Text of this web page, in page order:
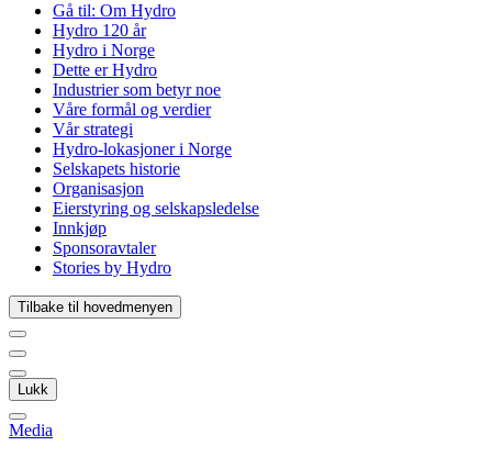
Gå til: Om Hydro
Hydro 120 år
Hydro i Norge
Dette er Hydro
Industrier som betyr noe
Våre formål og verdier
Vår strategi
Hydro-lokasjoner i Norge
Selskapets historie
Organisasjon
Eierstyring og selskapsledelse
Innkjøp
Sponsoravtaler
Stories by Hydro
Tilbake til hovedmenyen
Lukk
Media